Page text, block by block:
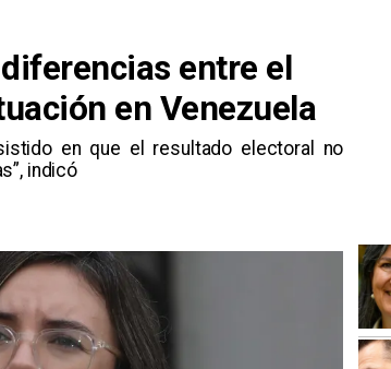
entre el
en Venezuela
en que el resultado electoral no
indicó